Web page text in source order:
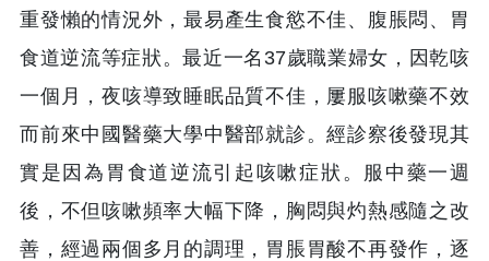
重發懶的情況外，最易產生食慾不佳、腹脹悶、胃
食道逆流等症狀。最近一名37歲職業婦女，因乾咳
一個月，夜咳導致睡眠品質不佳，屢服咳嗽藥不效
而前來中國醫藥大學中醫部就診。經診察後發現其
實是因為胃食道逆流引起咳嗽症狀。服中藥一週
後，不但咳嗽頻率大幅下降，胸悶與灼熱感隨之改
善，經過兩個多月的調理，胃脹胃酸不再發作，逐